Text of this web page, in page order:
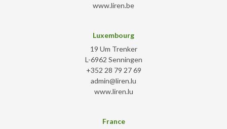
www.liren.be
Luxembourg
19 Um Trenker
L-6962 Senningen
+352 28 79 27 69
admin@liren.lu
www.liren.lu
France